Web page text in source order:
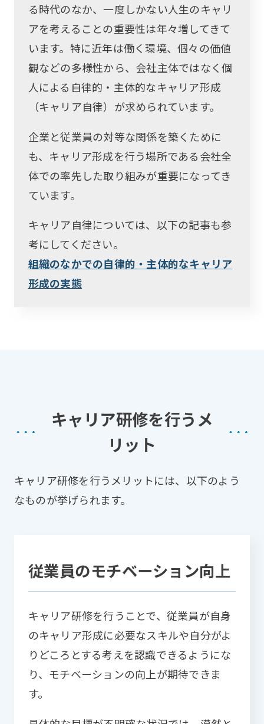
る時代のなか、一度しかない人生のキャリ
アを考えることの重要性は年々増してきて
います。特に近年は働く環境、個々の価値
観などの多様性から、会社主体ではなく個
人による自律的・主体的なキャリア形成
（キャリア自律）が求められています。
企業と従業員の対等な関係を築くために
も、キャリア形成を行う場所である会社全
体での率先した取り組みが重要になってき
ています。
キャリア自律については、以下の記事も参
考にしてください。
組織のなかでの自律的・主体的なキャリア
形成の実態
キャリア研修を行うメ
リット
キャリア研修を行うメリットには、以下のよう
なものが挙げられます。
従業員のモチベーション向上
キャリア研修を行うことで、従業員が自身
のキャリア形成に必要なスキルや自分がよ
りどころとする考えを認識できるようにな
り、モチベーションの向上が期待できま
す。